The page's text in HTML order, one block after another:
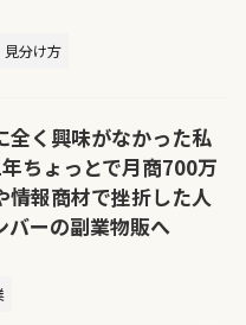
見分け方
全く興味がなかった私
ちょっとで月商700万
情報商材で挫折した人
バーの副業物販へ